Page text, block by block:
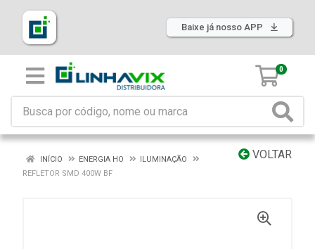
Baixe já nosso APP
0
VOLTAR
INÍCIO ENERGIA HO
ILUMINAÇÃO
REFLETOR SMD 400W BF